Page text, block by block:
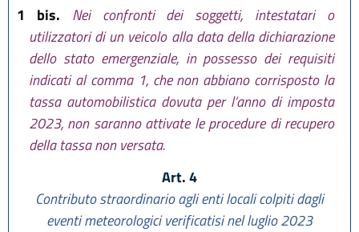
1 bis.
Nei confronti dei soggetti, intestatari o
utilizzatori di un veicolo alla data della dichiarazione
dello stato emergenziale, in possesso dei requisiti
indicati al comma 1, che non abbiano corrisposto la
tassa automobilistica dovuta per l’anno di imposta
2023, non saranno attivate le procedure di recupero
della tassa non versata.
Art. 4
Contributo straordinario agli enti locali colpiti dagli
eventi meteorologici verificatisi nel luglio 2023